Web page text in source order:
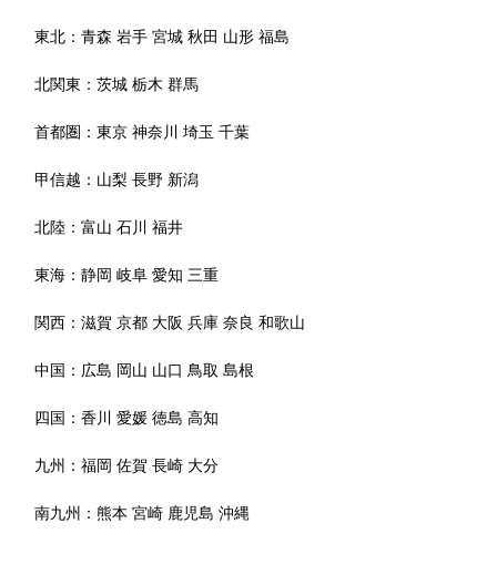
東北：青森 岩手 宮城 秋田 山形 福島
北関東：茨城 栃木 群馬
首都圏：東京 神奈川 埼玉 千葉
甲信越： 山梨 長野 新潟
北陸：富山 石川 福井
東海：静岡 岐阜 愛知 三重
関西：滋賀 京都 大阪 兵庫 奈良 和歌山
中国： 広島 岡山 山口 鳥取 島根
四国：香川 愛媛 徳島 高知
九州：福岡 佐賀 長崎 大分
南九州：熊本 宮崎 鹿児島 沖縄